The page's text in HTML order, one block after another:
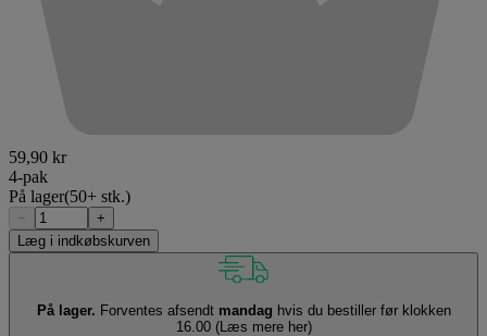
59,90 kr
4-pak
På lager(50+ stk.)
−
+
Læg i indkøbskurven
På lager. Forventes afsendt mandag hvis du bestiller før klokken
16.00 (Læs mere her)